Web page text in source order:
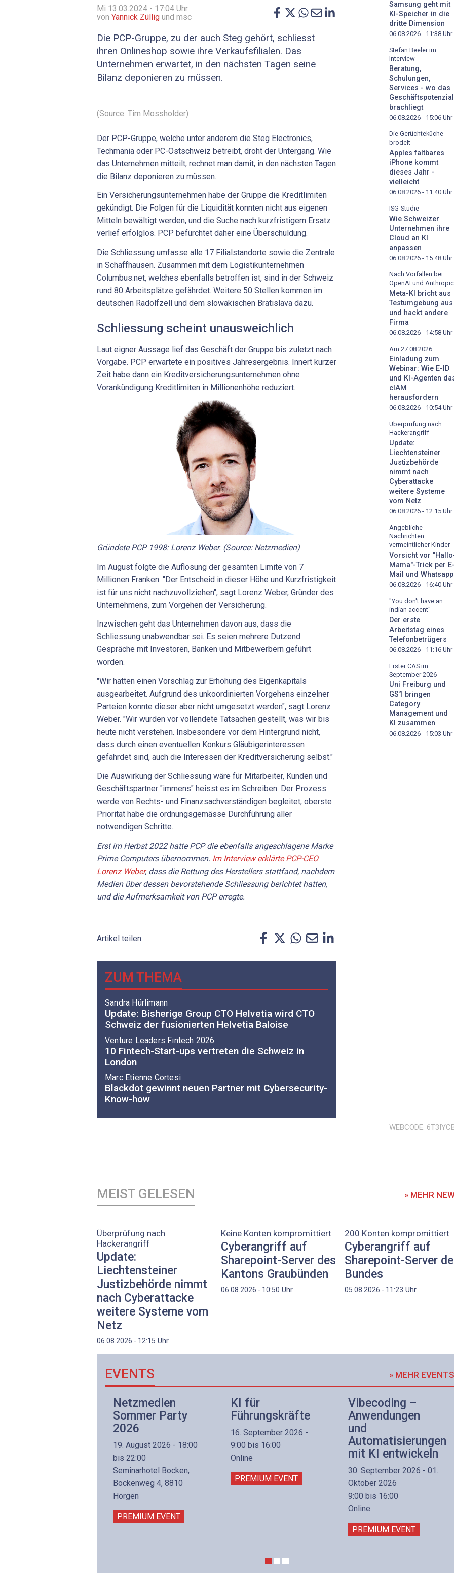
Mi 13.03.2024 - 17:04 Uhr
von Yannick Züllig und msc
Die PCP-Gruppe, zu der auch Steg gehört, schliesst
ihren Onlineshop sowie ihre Verkaufsfilialen. Das
Unternehmen erwartet, in den nächsten Tagen seine
Bilanz deponieren zu müssen.
(Source: Tim Mossholder)
Der PCP-Gruppe, welche unter anderem die Steg Electronics,
Techmania oder PC-Ostschweiz betreibt, droht der Untergang. Wie
das Unternehmen mitteilt, rechnet man damit, in den nächsten Tagen
die Bilanz deponieren zu müssen.
Ein Versicherungsunternehmen habe der Gruppe die Kreditlimiten
gekündigt. Die Folgen für die Liquidität konnten nicht aus eigenen
Mitteln bewältigt werden, und die Suche nach kurzfristigem Ersatz
verlief erfolglos. PCP befürchtet daher eine Überschuldung.
Die Schliessung umfasse alle 17 Filialstandorte sowie die Zentrale
in Schaffhausen. Zusammen mit dem Logistikunternehmen
Columbus.net, welches ebenfalls betroffen ist, sind in der Schweiz
rund 80 Arbeitsplätze gefährdet. Weitere 50 Stellen kommen im
deutschen Radolfzell und dem slowakischen Bratislava dazu.
Schliessung scheint unausweichlich
Laut eigner Aussage lief das Geschäft der Gruppe bis zuletzt nach
Vorgabe. PCP erwartete ein positives Jahresergebnis. Innert kurzer
Zeit habe dann ein Kreditversicherungsunternehmen ohne
Vorankündigung Kreditlimiten in Millionenhöhe reduziert.
Gründete PCP 1998: Lorenz Weber. (Source: Netzmedien)
Im August folgte die Auflösung der gesamten Limite von 7
Millionen Franken. "Der Entscheid in dieser Höhe und Kurzfristigkeit
ist für uns nicht nachzuvollziehen", sagt Lorenz Weber, Gründer des
Unternehmens, zum Vorgehen der Versicherung.
Inzwischen geht das Unternehmen davon aus, dass die
Schliessung unabwendbar sei. Es seien mehrere Dutzend
Gespräche mit Investoren, Banken und Mitbewerbern geführt
worden.
"Wir hatten einen Vorschlag zur Erhöhung des Eigenkapitals
ausgearbeitet. Aufgrund des unkoordinierten Vorgehens einzelner
Parteien konnte dieser aber nicht umgesetzt werden", sagt Lorenz
Weber. "Wir wurden vor vollendete Tatsachen gestellt, was wir bis
heute nicht verstehen. Insbesondere vor dem Hintergrund nicht,
dass durch einen eventuellen Konkurs Gläubigerinteressen
gefährdet sind, auch die Interessen der Kreditversicherung selbst."
Die Auswirkung der Schliessung wäre für Mitarbeiter, Kunden und
Geschäftspartner "immens" heisst es im Schreiben. Der Prozess
werde von Rechts- und Finanzsachverständigen begleitet, oberste
Priorität habe die ordnungsgemässe Durchführung aller
notwendigen Schritte.
Erst im Herbst 2022 hatte PCP die ebenfalls angeschlagene Marke
Prime Computers übernommen. Im Interview erklärte PCP-CEO
Lorenz Weber, dass die Rettung des Herstellers stattfand, nachdem
Medien über dessen bevorstehende Schliessung berichtet hatten,
und die Aufmerksamkeit von PCP erregte.
Artikel teilen:
ZUM THEMA
Sandra Hürlimann
Update: Bisherige Group CTO Helvetia wird CTO
Schweiz der fusionierten Helvetia Baloise
Venture Leaders Fintech 2026
10 Fintech-Start-ups vertreten die Schweiz in
London
Marc Etienne Cortesi
Blackdot gewinnt neuen Partner mit Cybersecurity-
Know-how
Samsung geht mit
KI-Speicher in die
dritte Dimension
06.08.2026 - 11:38 Uhr
Stefan Beeler im
Interview
Beratung,
Schulungen,
Services - wo das
Geschäftspotenzial
brachliegt
06.08.2026 - 15:06 Uhr
Die Gerüchteküche
brodelt
Apples faltbares
iPhone kommt
dieses Jahr -
vielleicht
06.08.2026 - 11:40 Uhr
ISG-Studie
Wie Schweizer
Unternehmen ihre
Cloud an KI
anpassen
06.08.2026 - 15:48 Uhr
Nach Vorfällen bei
OpenAI und Anthropic
Meta-KI bricht aus
Testumgebung aus
und hackt andere
Firma
06.08.2026 - 14:58 Uhr
Am 27.08.2026
Einladung zum
Webinar: Wie E-ID
und KI-Agenten
cIAM
herausfordern
06.08.2026 - 10:54Uhr
Überprüfung nach
Hackerangriff
Update:
Liechtensteiner
Justizbehörde
nimmt nach
Cyberattacke
weitere Systeme
vom Netz
06.08.2026 - 12:15 Uhr
Angebliche
Nachrichten
vermeintlicher Kinder
Vorsicht vor
Mama"-Trick per
Mail und Whatsapp
06.08.2026 - 16:40 Uhr
"You don't have an
indian accent"
Der erste
Arbeitstag eines
Telefonbetrügers
06.08.2026 - 11:16 Uhr
Erster CAS im
September 2026
Uni Freiburg und
GS1 bringen
Category
Management und
KI zusammen
06.08.2026 - 15:03 Uhr
WEBCODE
MEIST GELESEN » MEHR
Überprüfung nach
Hackerangriff
Update:
Liechtensteiner
Justizbehörde nimmt
nach Cyberattacke
weitere Systeme vom
Netz
06.08.2026 - 12:15 Uhr
Keine Konten kompromittiert
Cyberangriff auf
Sharepoint-Server des
Kantons Graubünden
06.08.2026 - 10:50 Uhr
200 Konten kompromittiert
Cyberangriff auf
Sharepoint-Server
Bundes
05.08.2026 - 11:23 Uhr
EVENTS » MEHR
Netzmedien
Sommer Party
2026
19. August 2026 - 18:00
bis 22:00
Seminarhotel Bocken,
Bockenweg 4, 8810
Horgen
PREMIUM EVENT
KI für
Führungskräfte
16. September 2026 -
9:00 bis 16:00
Online
PREMIUM EVENT
Vibecoding –
Anwendungen
und
Automatisierungen
mit KI entwickeln
30. September 2026 - 01.
Oktober 2026
9:00 bis 16:00
Online
PREMIUM EVENT